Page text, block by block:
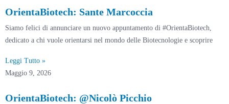
OrientaBiotech: Sante Marcoccia
Siamo felici di annunciare un nuovo appuntamento di #OrientaBiotech,
dedicato a chi vuole orientarsi nel mondo delle Biotecnologie e scoprire
Leggi Tutto »
Maggio 9, 2026
OrientaBiotech: @Nicolò Picchio